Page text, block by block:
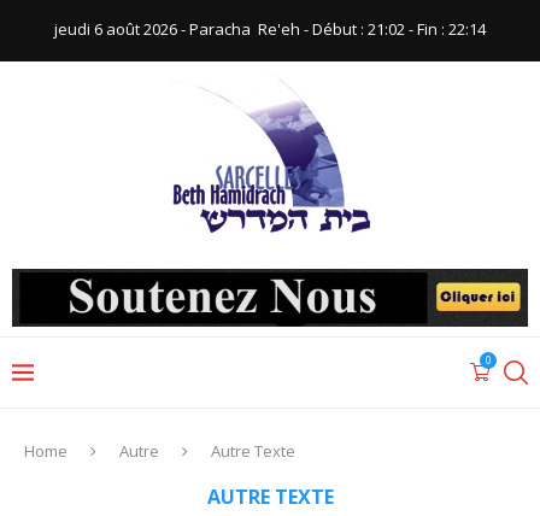
jeudi 6 août 2026 - Paracha ‪ Re'eh‬ - Début : 21:02‬ - Fin : ‪22:14‬
0
Home Autre Autre Texte
AUTRE TEXTE